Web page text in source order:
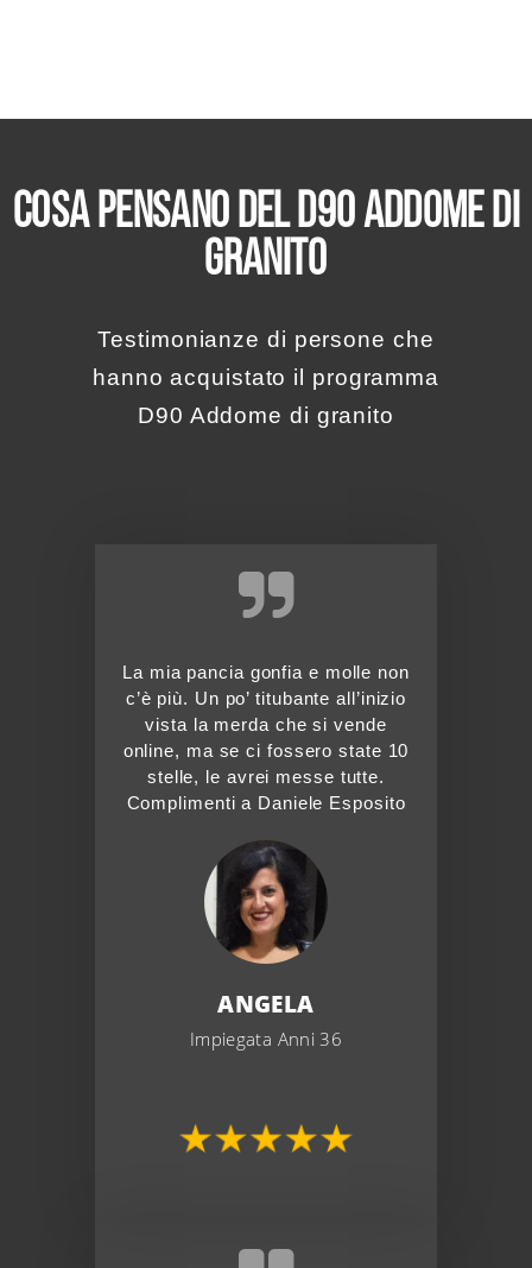
COSA PENSANO DEL D90 ADDOME DI
GRANITO
Testimonianze di persone che
hanno acquistato il programma
D90 Addome di granito
La mia pancia gonfia e molle non
c’è più. Un po’ titubante all’inizio
vista la merda che si vende
online, ma se ci fossero state 10
stelle, le avrei messe tutte.
Complimenti a Daniele Esposito
ANGELA
Impiegata Anni 36